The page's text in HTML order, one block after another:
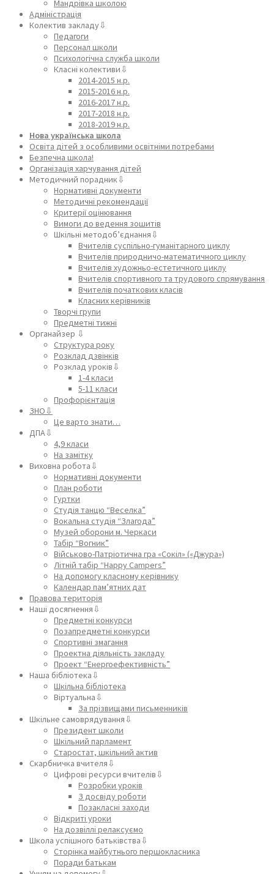
Мандрівка школою
Адміністрація
Колектив закладу⇩
Педагоги
Персонал школи
Психологічна служба школи
Класні колективи⇩
2014-2015 н.р.
2015-2016 н.р.
2016-2017 н.р.
2017-2018 н.р.
2018-2019 н.р.
Нова українська школа
Освіта дітей з особливими освітніми потребами
Безпечна школа!
Організація харчування дітей
Методичний порадник⇩
Нормативні документи
Методичні рекомендації
Критерії оцінювання
Вимоги до ведення зошитів
Шкільні методоб’єднання⇩
Вчителів суспільно-гуманітарного циклу
Вчителів природничо-математичного циклу
Вчителів художньо-естетичного циклу
Вчителів спортивного та трудового спрямування
Вчителів початкових класів
Класних керівників
Творчі групи
Предметні тижні
Органайзер ⇩
Структура року
Розклад дзвінків
Розклад уроків⇩
1-4 класи
5-11 класи
Профорієнтація
ЗНО⇩
Це варто знати…
ДПА⇩
4,9 класи
На замітку
Виховна робота⇩
Нормативні документи
План роботи
Гуртки
Студія танцю “Веселка”
Вокальна студія “Злагода”
Музей оборони м. Черкаси
Табір “Вогник”
Військово-Патріотична гра «Сокіл» («Джура»)
Літній табір “Happy Campers”
На допомогу класному керівнику
Календар пам’ятних дат
Правова територія
Наші досягнення⇩
Предметні конкурси
Позапредметні конкурси
Спортивні змагання
Проектна діяльність закладу
Проект “Енергоефективність”
Наша бібліотека⇩
Шкільна бібліотека
Віртуальна⇩
За прізвищами письменників
Шкільне самоврядування⇩
Президент школи
Шкільний парламент
Старостат, шкільний актив
Скарбничка вчителя⇩
Цифрові ресурси вчителів⇩
Розробки уроків
З досвіду роботи
Позакласні заходи
Відкриті уроки
На дозвіллі релаксуємо
Школа успішного батьківства⇩
Сторінка майбутнього першокласника
Поради батькам